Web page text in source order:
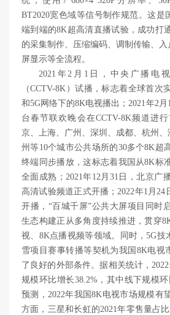
BT2020宽色域等信号制作规范。这是
端到端的8K超高清直播试验，成功打
的采集制作、压缩编码、调制传输、
屏显示等全流程。
2021年2月1日，中央广播电
（CCTV-8K）试播，标志着全球首次
和5G网络下的8K电视播出；2021年2
台春节联欢晚会在CCTV-8K频道进
京、上海、广州、深圳、成都、杭州
州等10个城市公共场所的30多个8K超
终端同步播放，这标志着我国从8K标
全面成熟；2021年12月31日，北京广
高清试验频道正式开播；2022年1月24
开播，“百城千屏”公共大屏项目同时
生态构建正从多角度持续推进，贯穿
视、8K点播视频等领域。同时，5G技
雪项目赛事转播等契机为我国8K电视
了良好的外部条件。据相关统计，
规模环比增长38.2%，其中线下规模
预测，2022年我国8K电视市场规模有
方面，三星和长虹的2021年零售量占